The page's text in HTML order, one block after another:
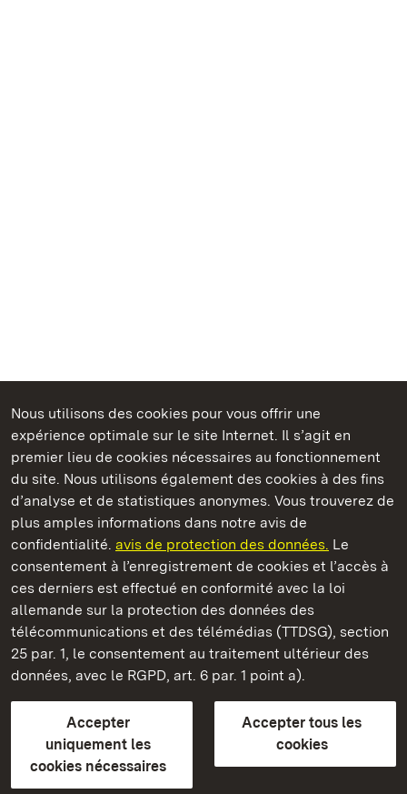
Nous utilisons des cookies pour vous offrir une
expérience optimale sur le site Internet. Il s’agit en
premier lieu de cookies nécessaires au fonctionnement
du site. Nous utilisons également des cookies à des fins
d’analyse et de statistiques anonymes. Vous trouverez de
plus amples informations dans notre avis de
confidentialité. avis de protection des données. Le
consentement à l’enregistrement de cookies et l’accès à
ces derniers est effectué en conformité avec la loi
allemande sur la protection des données des
télécommunications et des télémédias (TTDSG), section
25 par. 1, le consentement au traitement ultérieur des
données, avec le RGPD, art. 6 par. 1 point a).
Accepter
uniquement les
cookies nécessaires
Accepter tous les
cookies
Châteaux et jardins publics du Bade-Wurtemberg
Staatliche Schlösser und Gärten Baden‑Württemberg
Châteaux et jardins publics du Bade-Wurtemberg
ContactFAQ et réponsesMentions légales
Protection des données
Explications sur l’accessibilité
BITV-konform (geprüfte Seiten)
plus loin
Accueil
Monuments